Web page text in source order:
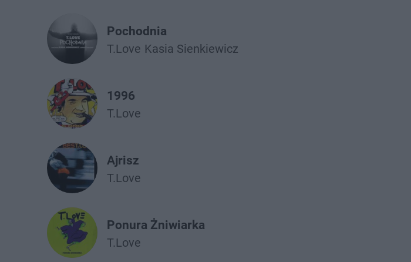
Pochodnia
T.Love Kasia Sienkiewicz
1996
T.Love
Ajrisz
T.Love
Ponura Żniwiarka
T.Love